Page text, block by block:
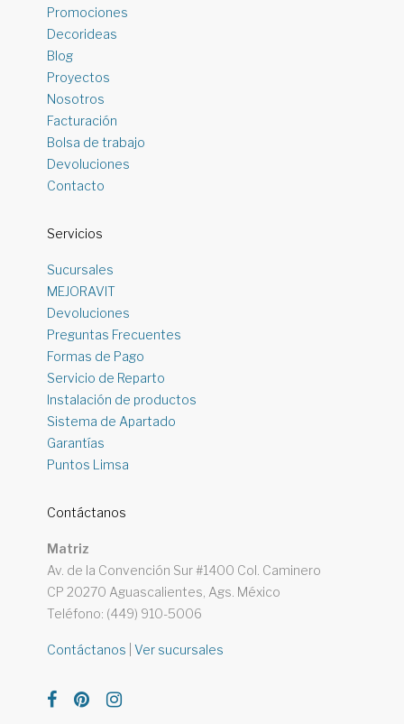
Promociones
Decorideas
Blog
Proyectos
Nosotros
Facturación
Bolsa de trabajo
Devoluciones
Contacto
Servicios
Sucursales
MEJORAVIT
Devoluciones
Preguntas Frecuentes
Formas de Pago
Servicio de Reparto
Instalación de productos
Sistema de Apartado
Garantías
Puntos Limsa
Contáctanos
Matriz
Av. de la Convención Sur #1400 Col. Caminero
CP 20270 Aguascalientes, Ags. México
Teléfono: (449) 910-5006
Contáctanos |Ver sucursales